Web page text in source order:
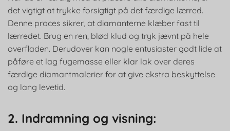
det vigtigt at trykke forsigtigt på det færdige lærred.
Denne proces sikrer, at diamanterne klæber fast til
lærredet. Brug en ren, blød klud og tryk jævnt på hele
overfladen. Derudover kan nogle entusiaster godt lide at
påføre et lag fugemasse eller klar lak over deres
færdige diamantmalerier for at give ekstra beskyttelse
og lang levetid.
2. Indramning og visning: